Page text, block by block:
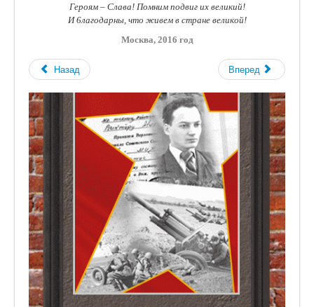
Гepoям – Cлaвa! Пoмним пoдвиг их вeликий!
И 6лaгoдapны, чтo живeм в стpaнe вeликoй!
Moсквa, 2016 год
Назад Вперед